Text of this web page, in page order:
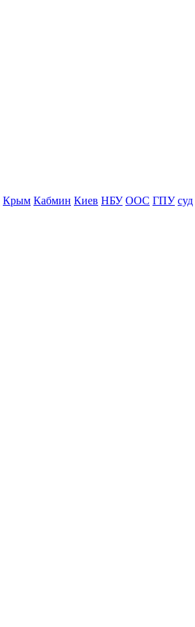
Крым Кабмин Киев НБУ ООС ГПУ суд